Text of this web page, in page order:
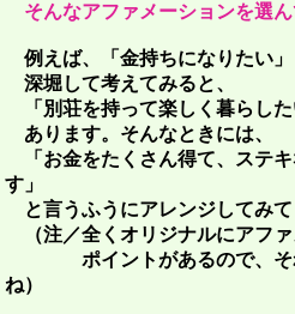
そんなアファメーションを選
例えば、「金持ちになりたい
深堀して考えてみると、
「別荘を持って楽しく暮らし
あります。そんなときには、
「お金をたくさん得て、ステ
す」
と言うふうにアレンジしてみ
（注／全くオリジナルにアフ
ポイントがあるので、それ
ね）